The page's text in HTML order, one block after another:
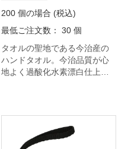
200 個の場合 (税込)
最低ご注文数： 30 個
タオルの聖地である今治産の
ハンドタオル。今治品質が心
地よく過酸化水素漂白仕上げ